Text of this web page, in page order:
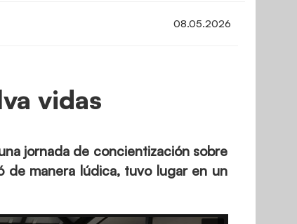
08.05.2026
vidas
jornada de concientización sobre
de manera lúdica, tuvo lugar en un